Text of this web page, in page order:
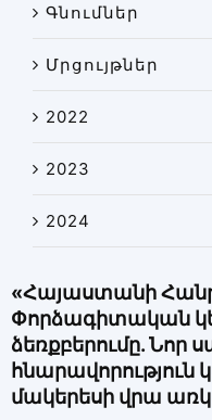
Գնումներ
Մրցույթներ
2022
2023
2024
«Հայաստանի
Փորձագիտական
ձեռքբերումը. Նոր
մակերեսի վրա